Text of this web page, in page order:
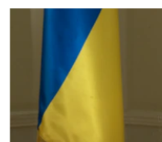
SÜRET
FİKİR
Русский